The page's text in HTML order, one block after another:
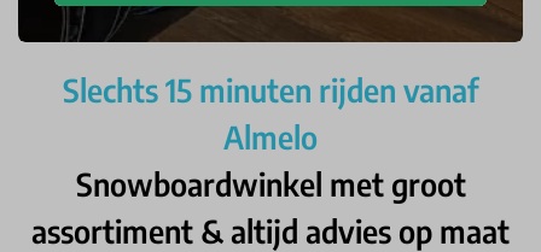
Slechts 15 minuten rijden vanaf
Almelo
Snowboardwinkel met groot
assortiment & altijd advies op maat